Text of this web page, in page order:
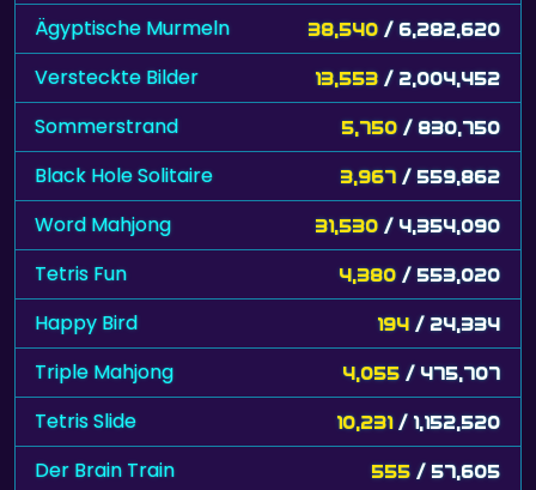
Ägyptische Murmeln 38,540 / 6,282,620
Versteckte Bilder 13,553 / 2,004,452
Sommerstrand 5,750 / 830,750
Black Hole Solitaire 3,967 / 559,862
Word Mahjong 31,530 / 4,354,090
Tetris Fun 4,380 / 553,020
Happy Bird 194 / 24,334
Triple Mahjong 4,055 / 475,707
Tetris Slide 10,231 / 1,152,520
Der Brain Train 555 / 57,605